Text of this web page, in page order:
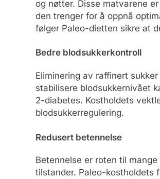
og nøtter. Disse matvarene
den trenger for å oppnå
følger Paleo-dietten sikre at
Bedre blodsukkerkontroll
Eliminering av raffinert
stabilisere blodsukkernivået
2-diabetes. Kostholdets
blodsukkerregulering.
Redusert betennelse
Betennelse er roten til
tilstander. Paleo-kostholdets